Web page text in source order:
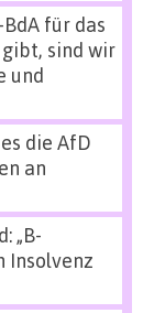
für das
gibt, sind wir
und
die AfD
an
„B-
Insolvenz